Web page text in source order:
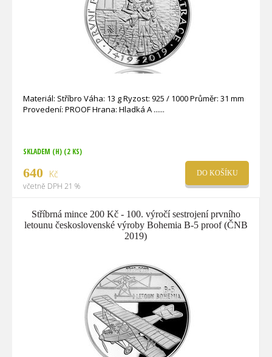
Materiál: Stříbro Váha: 13 g Ryzost: 925 / 1000 Průměr: 31 mm
Provedení: PROOF Hrana: Hladká A ...
SKLADEM (H) (2 KS)
640 Kč
včetně DPH 21 %
DO KOŠÍKU
Stříbrná mince 200 Kč - 100. výročí sestrojení prvního
letounu československé výroby Bohemia B-5 proof (ČNB
2019)